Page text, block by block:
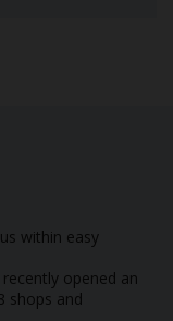
within easy
opened an
shops and